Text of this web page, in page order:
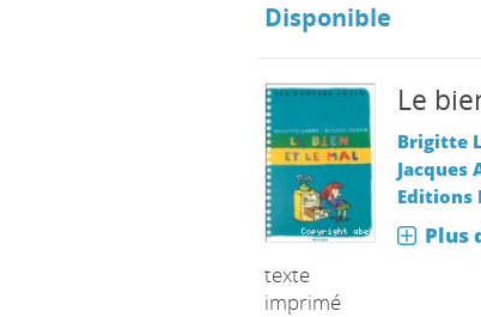
Disponible
texte
imprimé
Le
Brigitte
Jacques
Editions
Plus